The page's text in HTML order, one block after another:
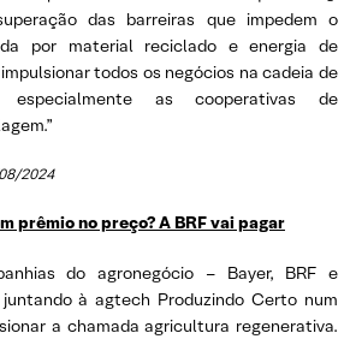
das barreiras que impedem o
por material reciclado e energia de
todos os negócios na cadeia de
especialmente as cooperativas de
2024
prêmio no preço? A BRF vai pagar
do agronegócio – Bayer, BRF e
à agtech Produzindo Certo num
a chamada agricultura regenerativa.